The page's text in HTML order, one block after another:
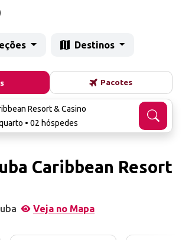
Destinos
Pacotes
Resort & Casino
• 02 hóspedes
Caribbean Resort
Veja no Mapa